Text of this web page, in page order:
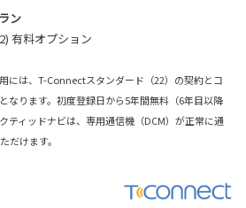
ン
有料オプション
には、T-Connectスタンダード（22）の契約とコ
なります。初度登録日から5年間無料（6年目以降
ィッドナビは、専用通信機（DCM）が正常に通
だけます。